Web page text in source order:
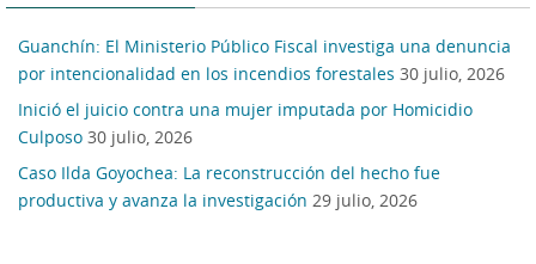
Guanchín: El Ministerio Público Fiscal investiga una denuncia
por intencionalidad en los incendios forestales 30 julio, 2026
Inició el juicio contra una mujer imputada por Homicidio
Culposo 30 julio, 2026
Caso Ilda Goyochea: La reconstrucción del hecho fue
productiva y avanza la investigación 29 julio, 2026